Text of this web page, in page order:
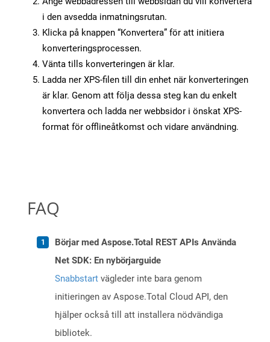
i den avsedda inmatningsrutan.
Klicka på knappen “Konvertera” för att initiera
konverteringsprocessen.
Vänta tills konverteringen är klar.
Ladda ner XPS-filen till din enhet när konverteringen
är klar. Genom att följa dessa steg kan du enkelt
konvertera och ladda ner webbsidor i önskat XPS-
format för offlineåtkomst och vidare användning.
FAQ
Börjar med Aspose.Total REST APIs Använda
Net SDK: En nybörjarguide
Snabbstart vägleder inte bara genom
initieringen av Aspose.Total Cloud API, den
hjälper också till att installera nödvändiga
bibliotek.